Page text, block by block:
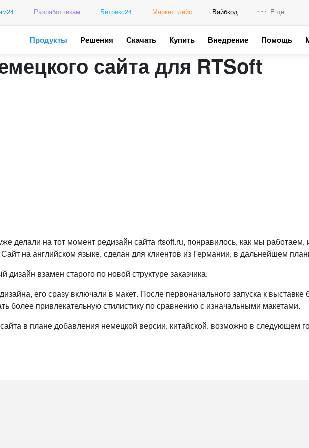
Разработчикам Битрикс24 Маркетплейс Вайбкод Ещё
Продукты Решения Скачать Купить Внедрение Помощь
сайта для RTSoft
делали на тот момент редизайн сайта rtsoft.ru, понравилось, как мы
на английском языке, сделан для клиентов из Германии, в дальнейшем
дизайн взамен старого по новой структуре заказчика.
его сразу включали в макет. После первоначального запуска к
более привлекательную стилистику по сравнению с изначальными макетами.
в плане добавления немецкой версии, китайской, возможно в следующем